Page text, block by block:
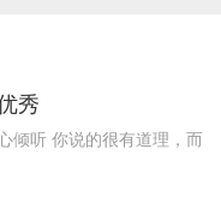
秀
倾听 你说的很有道理，而